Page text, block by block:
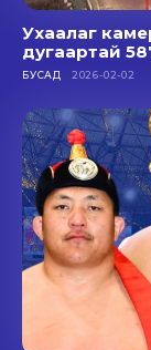
Ухаалаг
дугаартай
БУСАД 2026-02-02